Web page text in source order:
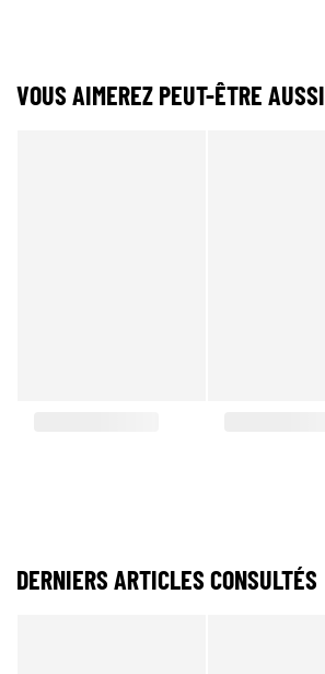
VOUS AIMEREZ PEUT-ÊTRE AUSSI
DERNIERS ARTICLES CONSULTÉS